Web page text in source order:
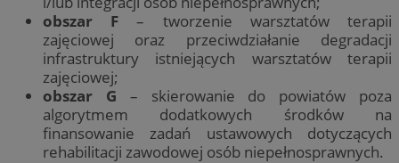
obszar F – tworzenie warsztatów terapii
zajęciowej oraz przeciwdziałanie degradacji
infrastruktury istniejących warsztatów terapii
zajęciowej;
obszar G – skierowanie do powiatów poza
algorytmem dodatkowych środków na
finansowanie zadań ustawowych dotyczących
rehabilitacji zawodowej osób niepełnosprawnych.